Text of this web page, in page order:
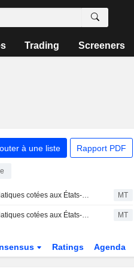
Trading Screeners
à une liste Rapport PDF
Les actions asiatiques cotées aux États-Unis sous forme d'ADR progressent lors de la séance de jeudi MT
Les actions asiatiques cotées aux États-Unis sous forme d'ADR progressent légèrement lors de la séance de lundi MT
Ratings Agenda